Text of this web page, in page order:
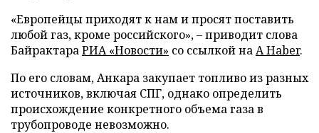
«Европейцы приходят к нам и просят поставить
любой газ, кроме российского», – приводит слова
БайрактараРИА «Новости» со ссылкой наA Haber.
По его словам, Анкара закупает топливо из разных
источников, включая СПГ, однако определить
происхождение конкретного объема газа в
трубопроводе невозможно.